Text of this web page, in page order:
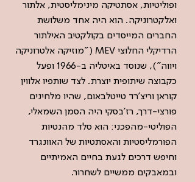
ופוליטיות, אסתטיקה מינימליסטית, אלתור
ואלקטרוניקה. הוא היה אחד משלושת
החברים המייסדים בקולקטיב האילתור
הרדיקלי החלוצי MEV ("מוזיקה אלטרוניקה
ויווה"), שנוסד באיטליה ב-1966 ופעל
כקבוצה שיתופית יוצרת. לצד שותפיו אלווין
קוראן וריצ'רד טייטלבאום, שהיו מלחינים
פורצי-דרך, רז'בסקי היה הסמן השמאלי,
הפוליטי-מהפכני: הוא סלד מהנטיות
הפורמליסטיות והאסתטיות של האוונגרד
וחיפש דרכים לגעת בחיים האמיתיים
ובמאבקים ממשיים לשחרור.